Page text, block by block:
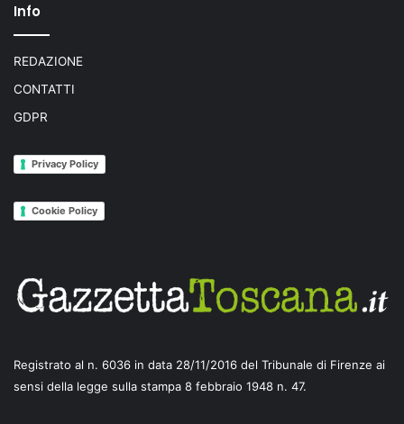
Info
REDAZIONE
CONTATTI
GDPR
Privacy Policy
Cookie Policy
Registrato al n. 6036 in data 28/11/2016 del Tribunale di Firenze ai
sensi della legge sulla stampa 8 febbraio 1948 n. 47.